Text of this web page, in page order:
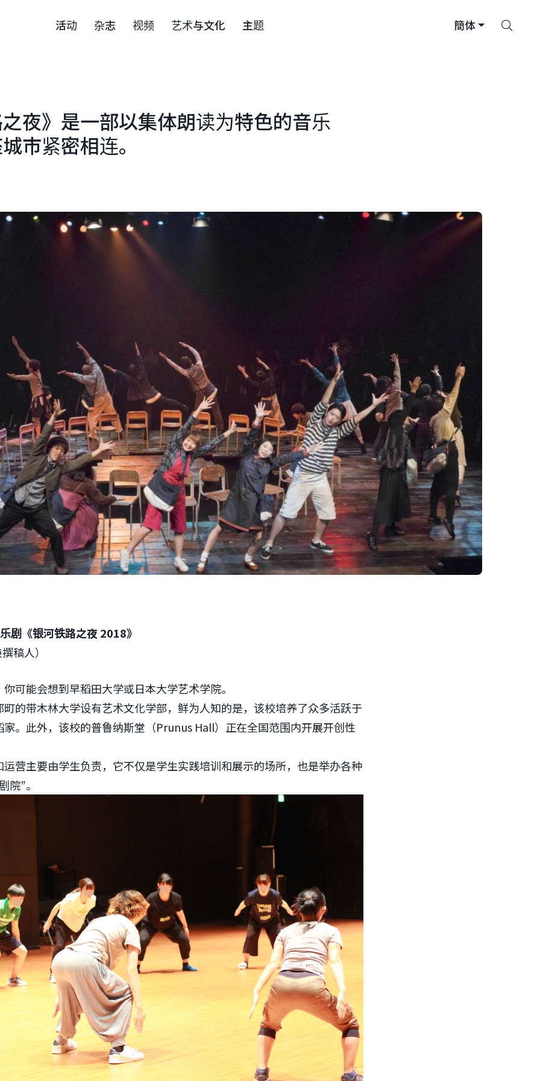
活动 杂志 视频 艺术与文化 主题 簡体
索
夜》是一部以集体朗读为特色的音乐
市紧密相连。
剧《银河铁路之夜 2018》
稿人）
可能会想到早稻田大学或日本大学艺术学院。
的带木林大学设有艺术文化学部，鲜为人知的是，该校培养了众多活跃于
。此外，该校的普鲁纳斯堂（Prunus Hall）正在全国范围内开展开创性
营主要由学生负责，它不仅是学生实践培训和展示的场所，也是举办各种
院”。